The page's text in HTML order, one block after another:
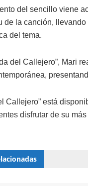
del sencillo viene
de la canción,
del tema.
del Callejero”, Mari
Callejero” está
disfrutar de su